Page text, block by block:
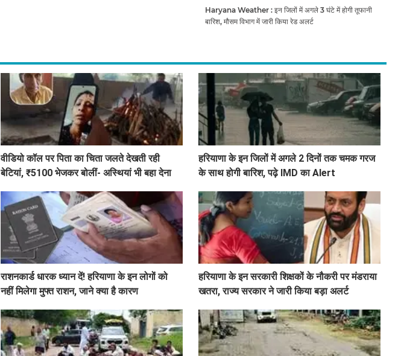
Haryana Weather : इन जिलों में अगले 3 घंटे में होगी तूफानी
बारिश, मौसम विभाग में जारी किया रेड अलर्ट
वीडियो कॉल पर पिता का चिता जलते देखती रही
बेटियां, ₹5100 भेजकर बोलीं- अस्थियां भी बहा देना
हरियाणा के इन जिलों में अगले 2 दिनों तक चमक गरज
के साथ होगी बारिश, पढ़े IMD का Alert
राशनकार्ड धारक ध्यान दें! हरियाणा के इन लोगों को
नहीं मिलेगा मुफ्त राशन, जाने क्या है कारण
हरियाणा के इन सरकारी शिक्षकों के नौकरी पर मंडराया
खतरा, राज्य सरकार ने जारी किया बड़ा अलर्ट